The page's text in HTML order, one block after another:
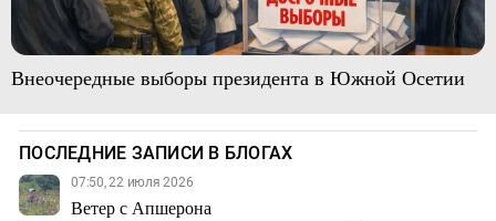
Внеочередные выборы президента в Южной Осетии
ПОСЛЕДНИЕ ЗАПИСИ В БЛОГАХ
07:50, 22 июля 2026
Ветер с Апшерона